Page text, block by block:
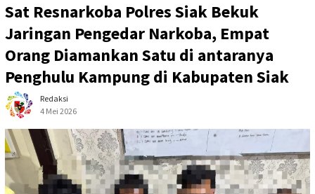
Sat Resnarkoba Polres Siak Bekuk
Jaringan Pengedar Narkoba, Empat
Orang Diamankan Satu di antaranya
Penghulu Kampung di Kabupaten Siak
Redaksi
4 Mei 2026